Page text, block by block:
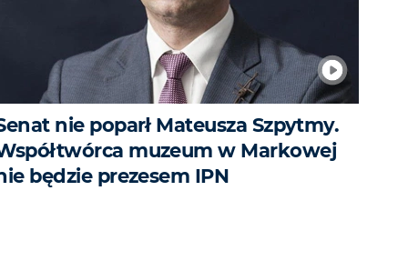
nie poparł Mateusza Szpytmy.
muzeum w Markowej
będzie prezesem IPN